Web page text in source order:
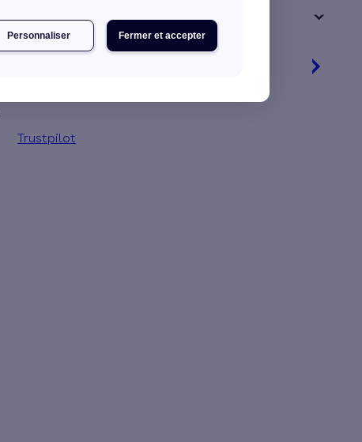
Fermer et accepter
Personnaliser
+ de 15 ans
Trustpilot